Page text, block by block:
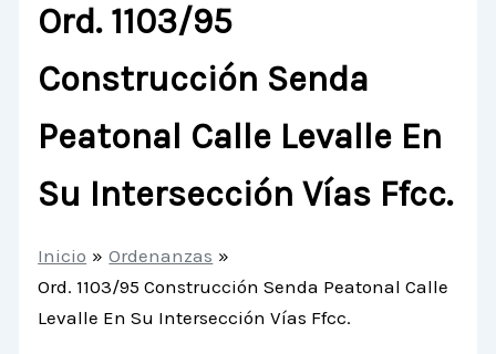
Ord. 1103/95
Construcción Senda
Peatonal Calle Levalle En
Su Intersección Vías Ffcc.
Inicio
Ordenanzas
Ord. 1103/95 Construcción Senda Peatonal Calle
Levalle En Su Intersección Vías Ffcc.